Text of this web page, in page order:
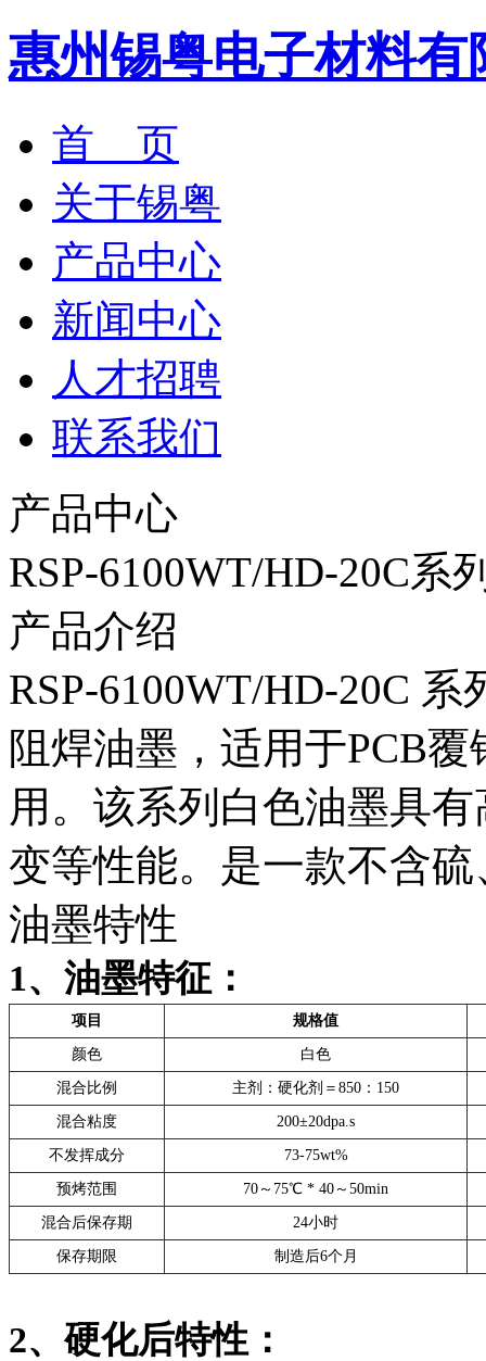
惠州锡粤电子材料有
首 页
关于锡粤
产品中心
新闻中心
人才招聘
联系我们
产品中心
RSP-6100WT/HD-20C系
产品介绍
RSP-6100WT/HD-20C
阻焊油墨，适用于PCB
用。该系列白色油墨具
变等性能。是一款不含
油墨特性
1、油墨特征：
项目 规格值
颜色 白色
混合比例 主剂：硬化剂＝850：150
混合粘度 200±20dpa.s
不发挥成分 73-75wt%
预烤范围 70～75℃ * 40～50min
混合后保存期 24小时
保存期限 制造后6个月
2、硬化后特性：